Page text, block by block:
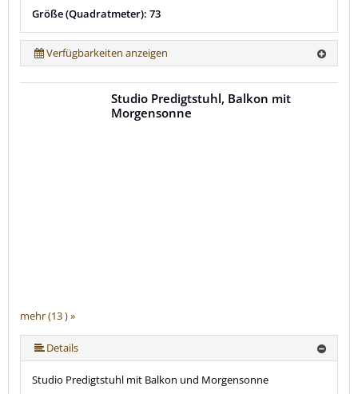
Größe (Quadratmeter): 73
Verfügbarkeiten anzeigen
mehr (13 ) »
mehr (13 ) »
mehr (13 ) »
mehr (13 ) »
mehr (13 ) »
mehr (13 ) »
mehr (13 ) »
mehr (13 ) »
mehr (13 ) »
mehr (13 ) »
Studio Predigtstuhl, Balkon mit
Morgensonne
Details
Studio Predigtstuhl mit Balkon und Morgensonne